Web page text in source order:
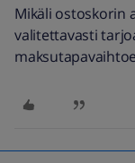
Mikäli ostoskorin
valitettavasti